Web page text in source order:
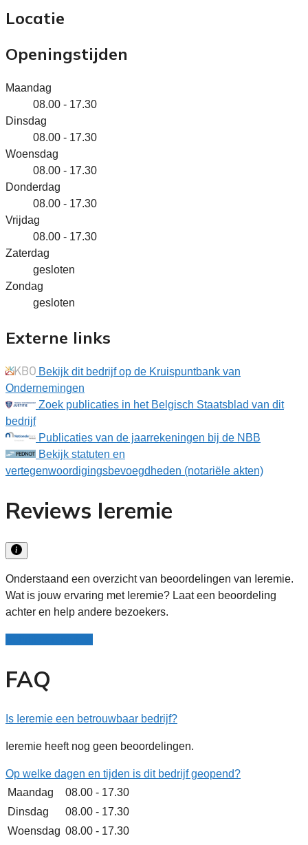
Locatie
Openingstijden
Maandag
08.00 - 17.30
Dinsdag
08.00 - 17.30
Woensdag
08.00 - 17.30
Donderdag
08.00 - 17.30
Vrijdag
08.00 - 17.30
Zaterdag
gesloten
Zondag
gesloten
Externe links
Bekijk dit bedrijf op de Kruispuntbank van
Ondernemingen
Zoek publicaties in het Belgisch Staatsblad van dit
bedrijf
Publicaties van de jaarrekeningen bij de NBB
Bekijk statuten en
vertegenwoordigingsbevoegdheden (notariële akten)
Reviews Ieremie
Onderstaand een overzicht van beoordelingen van Ieremie.
Wat is jouw ervaring met Ieremie? Laat een beoordeling
achter en help andere bezoekers.
FAQ
Is Ieremie een betrouwbaar bedrijf?
Ieremie heeft nog geen beoordelingen.
Op welke dagen en tijden is dit bedrijf geopend?
Maandag
08.00 - 17.30
Dinsdag
08.00 - 17.30
Woensdag 08.00 - 17.30